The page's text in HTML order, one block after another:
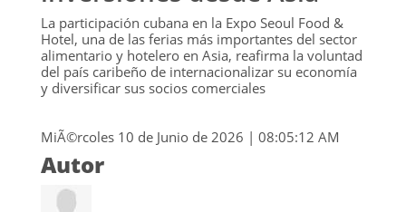
La participación cubana en la Expo Seoul Food &
Hotel, una de las ferias más importantes del sector
alimentario y hotelero en Asia, reafirma la voluntad
del país caribeño de internacionalizar su economía
y diversificar sus socios comerciales
MiÃ©rcoles 10 de Junio de 2026 | 08:05:12 AM
Autor